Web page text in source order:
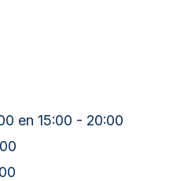
en 15:00 - 20:00